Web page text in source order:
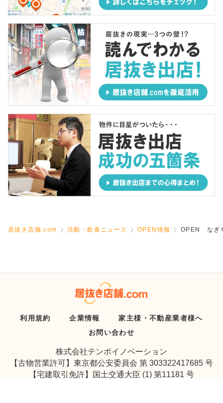
居抜き店舗.com 活動・飲食ニュース OPEN情報 OPEN なぎ
利用規約 企業情報
家主様・不動産業者様へ
お問い合わせ
株式会社テンポイノベーション
【古物営業許可】東京都公安委員会 第 303322417685 号
【宅建取引免許】国土交通大臣 (1) 第11181 号